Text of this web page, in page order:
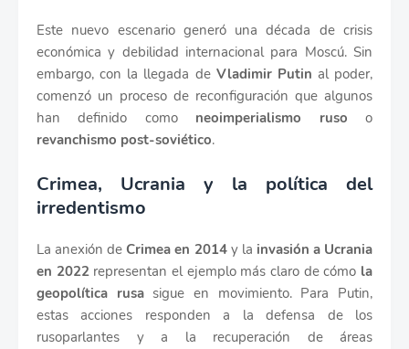
Este nuevo escenario generó una década de crisis
económica y debilidad internacional para Moscú. Sin
embargo, con la llegada de Vladimir Putin al poder,
comenzó un proceso de reconfiguración que algunos
han definido como neoimperialismo ruso o
revanchismo post-soviético.
Crimea, Ucrania y la política del
irredentismo
La anexión deCrimea en 2014y la invasión a Ucrania
en 2022representan el ejemplo más claro de cómo la
geopolítica rusasigue en movimiento. Para Putin,
estas acciones responden a la defensa de los
rusoparlantes y a la recuperación de áreas